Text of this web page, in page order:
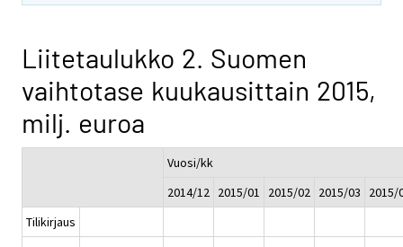
Liitetaulukko 2. Suomen
vaihtotase kuukausittain 2015,
milj. euroa
Vuosi/kk
2014/12 2015/01 2015/02 2015/03
2015/
Tilikirjaus